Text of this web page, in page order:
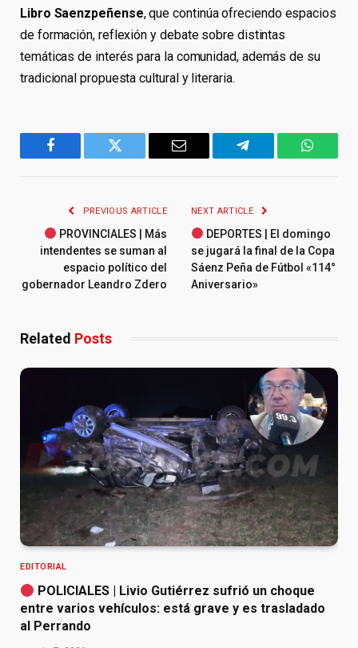
Libro Saenzpeñense, que continúa ofreciendo espacios
de formación, reflexión y debate sobre distintas
temáticas de interés para la comunidad, además de su
tradicional propuesta cultural y literaria.
Facebook Twitter Email Telegram
PREVIOUS ARTICLE
PROVINCIALES | Más
intendentes se suman al
espacio político del
gobernador Leandro Zdero
NEXT ARTICLE
DEPORTES | El domingo
se jugará la final de la Copa
Sáenz Peña de Fútbol «114°
Aniversario»
Related Posts
EDITORIAL
POLICIALES | Livio Gutiérrez sufrió un choque
entre varios vehículos: está grave y es trasladado
al Perrando